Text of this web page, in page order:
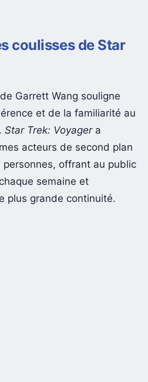
coulisses de Star
Garrett Wang souligne
et de la familiarité au
Star Trek: Voyagera
acteurs de second plan
personnes, offrant au public
semaine et
plus grande continuité.